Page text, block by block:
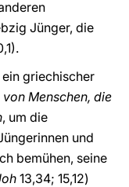
Jünger, die
ein griechischer
Menschen, die
, um die
und
bemühen, seine
13,34; 15,12)